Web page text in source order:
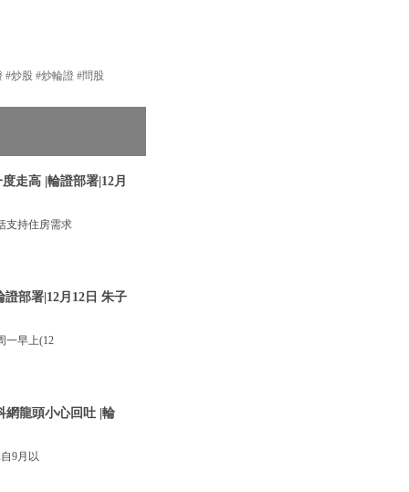
#炒股 #炒輪證 #問股
走高 |輪證部署|12月
支持住房需求
證部署|12月12日 朱子
一早上(12
網龍頭小心回吐 |輪
9月以